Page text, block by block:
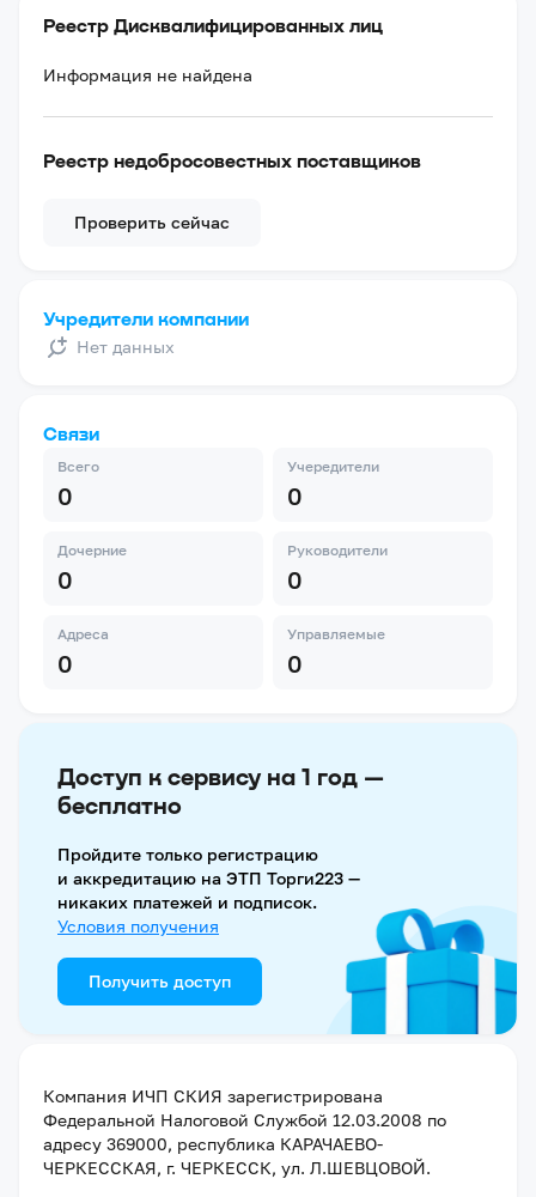
Реестр Дисквалифицированных лиц
Информация не найдена
Реестр недобросовестных поставщиков
Проверить сейчас
Учредители компании
Нет данных
Связи
Всего
0
Учередители
0
Дочерние
0
Руководители
0
Адреса
0
Управляемые
0
Доступ к сервису на 1 год —
бесплатно
Пройдите только регистрацию
и аккредитацию на ЭТП Торги223 —
никаких платежей и подписок.
Условия получения
Получить доступ
Компания ИЧП СКИЯ зарегистрирована
Федеральной Налоговой Службой 12.03.2008 по
адресу 369000, республика КАРАЧАЕВО-
ЧЕРКЕССКАЯ, г. ЧЕРКЕССК, ул. Л.ШЕВЦОВОЙ.